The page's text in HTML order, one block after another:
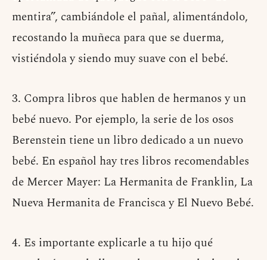
mentira”, cambiándole el pañal, alimentándolo,
recostando la muñeca para que se duerma,
vistiéndola y siendo muy suave con el bebé.
3. Compra libros que hablen de hermanos y un
bebé nuevo. Por ejemplo, la serie de los osos
Berenstein tiene un libro dedicado a un nuevo
bebé. En español hay tres libros recomendables
de Mercer Mayer: La Hermanita de Franklin, La
Nueva Hermanita de Francisca y El Nuevo Bebé.
4. Es importante explicarle a tu hijo qué